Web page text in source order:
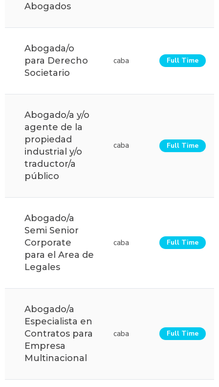
Abogados
Abogada/o
para Derecho
Societario
caba Full Time
Abogado/a y/o
agente de la
propiedad
industrial y/o
traductor/a
público
caba Full Time
Abogado/a
Semi Senior
Corporate
para el Area de
Legales
caba Full Time
Abogado/a
Especialista en
Contratos para
Empresa
Multinacional
caba Full Time